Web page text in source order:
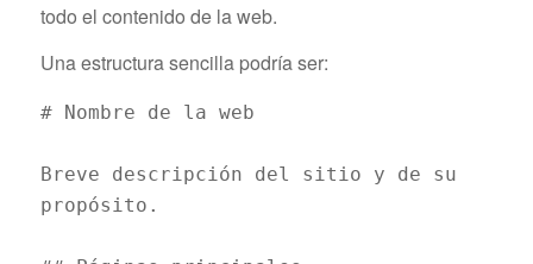
todo el contenido de la web.
Una estructura sencilla podría ser:
# Nombre de la web
Breve descripción del sitio y de su
propósito.